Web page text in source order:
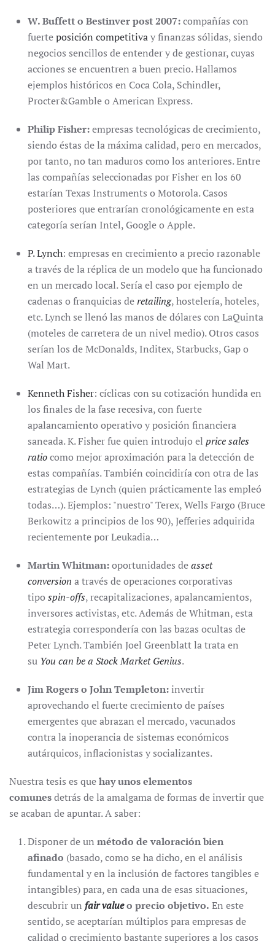
W. Buffett o Bestinver post 2007:compañías con
fuerteposición competitivay finanzas sólidas, siendo
negocios sencillos de entender y de gestionar, cuyas
acciones se encuentren a buen precio. Hallamos
ejemplos históricos en Coca Cola, Schindler,
Procter&Gamble o American Express.
Philip Fisher:empresas tecnológicas de crecimiento,
siendo éstas de la máxima calidad, pero en mercados,
por tanto, no tan maduros como los anteriores. Entre
las compañías seleccionadas por Fisher en los 60
estarían Texas Instruments o Motorola. Casos
posteriores que entrarían cronológicamente en esta
categoría serían Intel, Google o Apple.
P. Lynch: empresas en crecimiento a precio razonable
a través de la réplica de un modelo que ha funcionado
en un mercado local. Sería el caso por ejemplo de
cadenas o franquicias deretailing, hostelería, hoteles,
etc. Lynch se llenó las manos de dólares con LaQuinta
(moteles de carretera de un nivel medio). Otros casos
serían los de McDonalds, Inditex, Starbucks, Gap o
Wal Mart.
Kenneth Fisher: cíclicas con su cotización hundida en
los finales de la fase recesiva, con fuerte
apalancamiento operativo y posición financiera
saneada. K. Fisher fue quien introdujo el price sales
ratiocomo mejor aproximación para la detección de
estas compañías. También coincidiría con otra de las
estrategias de Lynch (quien prácticamente las empleó
todas…). Ejemplos: "nuestro" Terex, Wells Fargo (Bruce
Berkowitz a principios de los 90), Jefferies adquirida
recientemente por Leukadia…
Martin Whitman:oportunidades deasset
conversion a través de operaciones corporativas
tipo spin-offs, recapitalizaciones, apalancamientos,
inversores activistas, etc. Además de Whitman, esta
estrategia correspondería con las bazas ocultas de
Peter Lynch. También Joel Greenblatt la trata en
su You can be a Stock Market Genius.
Jim Rogers o John Templeton:invertir
aprovechando el fuerte crecimiento de países
emergentes que abrazan el mercado, vacunados
contra la inoperancia de sistemas económicos
autárquicos, inflacionistas y socializantes.
Nuestra tesis es quehay unos elementos
comunesdetrás de la amalgama de formas de invertir que
se acaban de apuntar. A saber:
Disponer de un método de valoración bien
afinado (basado, como se ha dicho, en el análisis
fundamental y en la inclusión de factores tangibles e
intangibles) para, en cada una de esas situaciones,
descubrir un fair valueo precio objetivo. En este
sentido, se aceptarían múltiplos para empresas de
calidad o crecimiento bastante superiores a los casos